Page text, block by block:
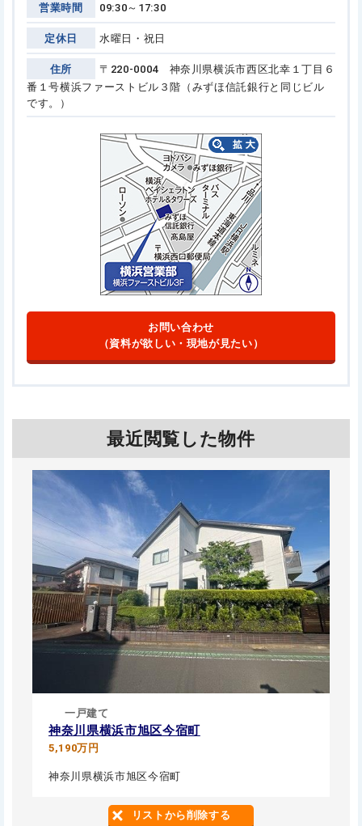
営業時間 09:30～17:30
定休日 水曜日・祝日
住所
〒220-0004 神奈川県横浜市西区北幸１丁目６
番１号横浜ファーストビル３階（みずほ信託銀行と同じビル
です。）
お問い合わせ
（資料が欲しい・現地が見たい）
最近閲覧した物件
一戸建て
神奈川県横浜市旭区今宿町
5,190万円
神奈川県横浜市旭区今宿町
リストから削除する